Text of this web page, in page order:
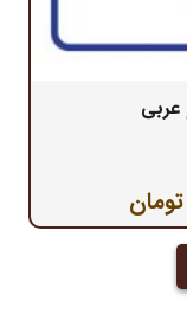
تومان
فعلی: